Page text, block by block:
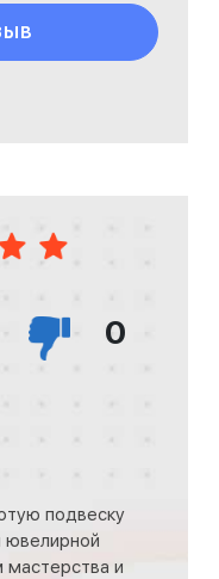
0
подвеску
ювелирной
мастерства и